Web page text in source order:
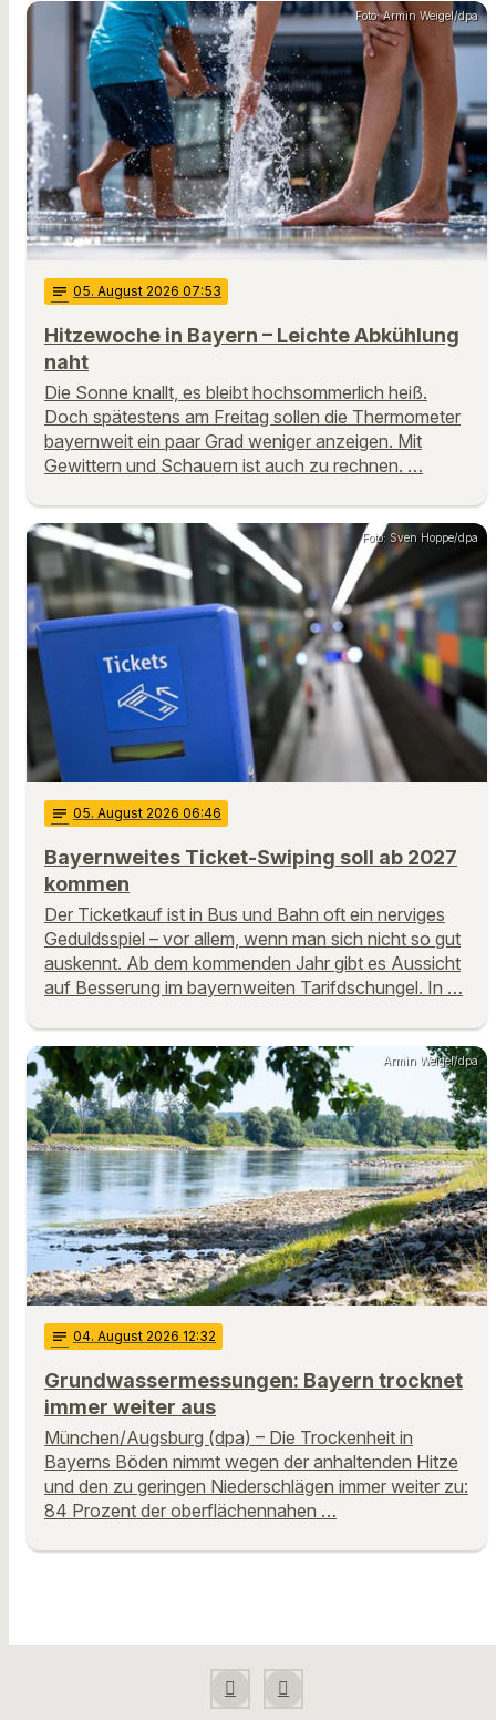
Foto: Armin Weigel/dpa
notes 05. August 2026 07:53
Hitzewoche in Bayern – Leichte Abkühlung
naht
Die Sonne knallt, es bleibt hochsommerlich heiß.
Doch spätestens am Freitag sollen die Thermometer
bayernweit ein paar Grad weniger anzeigen. Mit
Gewittern und Schauern ist auch zu rechnen. …
Foto: Sven Hoppe/dpa
notes 05. August 2026 06:46
Bayernweites Ticket-Swiping soll ab 2027
kommen
Der Ticketkauf ist in Bus und Bahn oft ein nerviges
Geduldsspiel – vor allem, wenn man sich nicht so gut
auskennt. Ab dem kommenden Jahr gibt es Aussicht
auf Besserung im bayernweiten Tarifdschungel. In …
Armin Weigel/dpa
notes 04. August 2026 12:32
Grundwassermessungen: Bayern trocknet
immer weiter aus
München/Augsburg (dpa) – Die Trockenheit in
Bayerns Böden nimmt wegen der anhaltenden Hitze
und den zu geringen Niederschlägen immer weiter zu:
84 Prozent der oberflächennahen …